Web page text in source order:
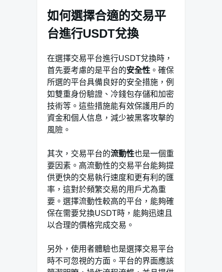
如何選擇合適的交易平
台進行USDT兌換
在選擇交易平台進行USDT兌換時，
首先要考慮的是平台的安全性 。確保
所選的平台具備良好的安全措施，例
如雙重身份驗證、冷錢包存儲和加密
技術等。這些措施能有效保護用戶的
資金和個人信息，減少被黑客攻擊的
風險。
其次，交易平台的流動性也是一個重
要因素。高流動性的交易平台能夠提
供更快的交易執行速度和更有利的匯
率，這對於頻繁交易的用戶尤為重
要。選擇流動性較高的平台，能夠確
保在需要兌換USDT時，能夠迅速且
以合理的價格完成交易。
另外，使用者體驗也是選擇交易平台
時不可忽視的方面。平台的界面應該